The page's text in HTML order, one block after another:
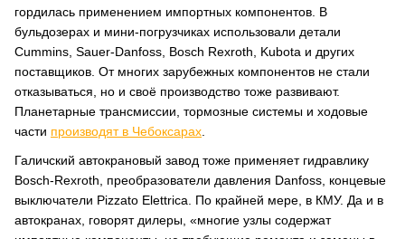
гордилась применением импортных компонентов. В
бульдозерах и мини-погрузчиках использовали детали
Cummins, Sauer-Danfoss, Bosch Rexroth, Kubota и других
поставщиков. От многих зарубежных компонентов не стали
отказываться, но и своё производство тоже развивают.
Планетарные трансмиссии, тормозные системы и ходовые
части производят в Чебоксарах
Галичский автокрановый завод тоже применяет гидравлику
Bosch-Rexroth, преобразователи давления Danfoss, концевые
выключатели Pizzato Elettrica. По крайней мере, в КМУ. Да и в
автокранах, говорят дилеры, «многие узлы содержат